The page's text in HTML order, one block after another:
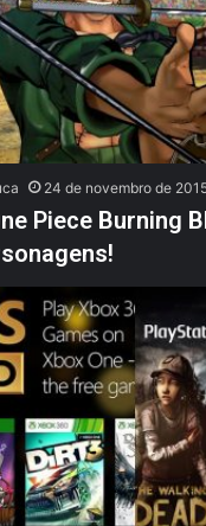
24 de novembro de
Piece Burning